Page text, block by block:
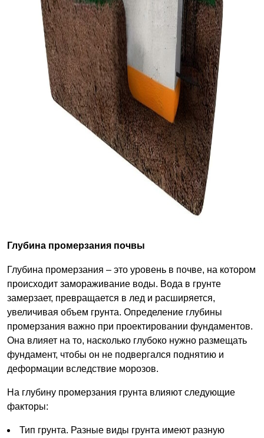
Глубина промерзания почвы
Глубина промерзания – это уровень в почве, на котором
происходит замораживание воды. Вода в грунте
замерзает, превращается в лед и расширяется,
увеличивая объем грунта. Определение глубины
промерзания важно при проектировании фундаментов.
Она влияет на то, насколько глубоко нужно размещать
фундамент, чтобы он не подвергался поднятию и
деформации вследствие морозов.
На глубину промерзания грунта влияют следующие
факторы:
Тип грунта. Разные виды грунта имеют разную